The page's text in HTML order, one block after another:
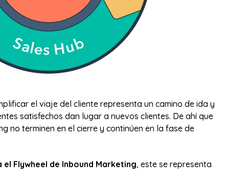
el viaje del cliente representa un camino de ida y
satisfechos dan lugar a nuevos clientes. De ahí que
no terminen en el cierre y continúen en la fase de
el Flywheel de Inbound Marketing, este se representa